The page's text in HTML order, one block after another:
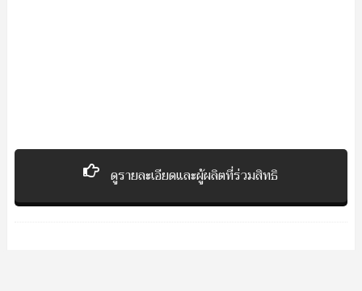
ดูรายละเอียดและผู้ผลิตที่ร่วมสิทธิ